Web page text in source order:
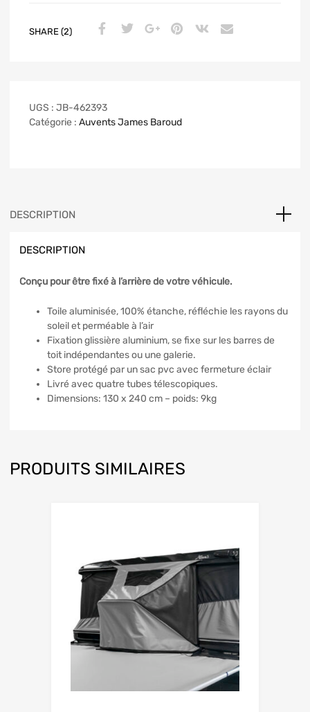
SHARE (2)
UGS : JB-462393
Catégorie : Auvents James Baroud
DESCRIPTION
DESCRIPTION
Conçu pour être fixé à l’arrière de votre véhicule.
Toile aluminisée, 100% étanche, réfléchie les rayons du
soleil et perméable à l’air
Fixation glissière aluminium, se fixe sur les barres de
toit indépendantes ou une galerie.
Store protégé par un sac pvc avec fermeture éclair
Livré avec quatre tubes télescopiques.
Dimensions: 130 x 240 cm – poids: 9kg
PRODUITS SIMILAIRES